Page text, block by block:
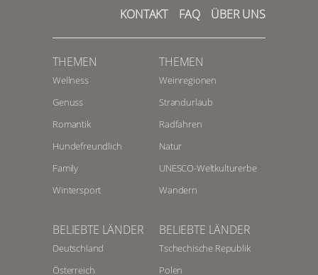
KONTAKT
FAQ ÜBER UNS
THEMEN
Wellness
Genuss
Romantik
Hundefreundlich
Family
Wintersport
THEMEN
Weinregionen
Strandurlaub
Radfahren
Natur
UNESCO-Weltkulturerbe
Wandern
BELIEBTE LÄNDER
Deutschland
Österreich
BELIEBTE LÄNDER
Tschechische Republik
Polen